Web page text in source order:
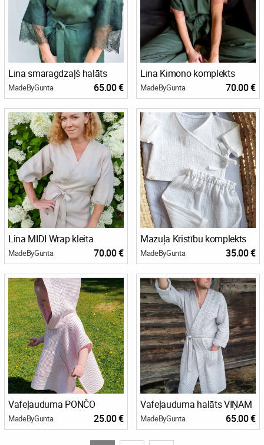
Lina smaragdzaļš halāts
MadeByGunta 65.00 €
Lina Kimono komplekts
MadeByGunta 70.00 €
Lina MIDI Wrap kleita
MadeByGunta 70.00 €
Mazuļa Kristību komplekts
MadeByGunta 35.00 €
Vafeļauduma PONČO
MadeByGunta 25.00 €
Vafeļauduma halāts VIŅAM
MadeByGunta 65.00 €